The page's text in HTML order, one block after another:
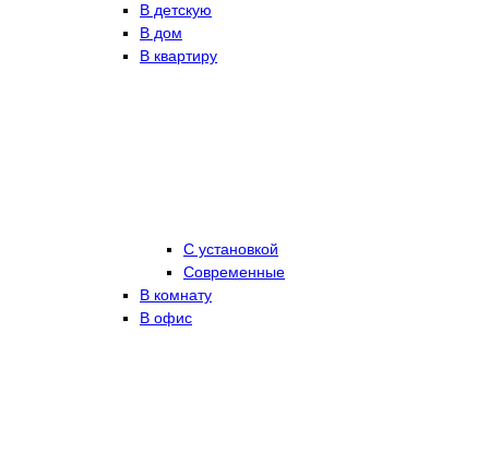
В детскую
В дом
В квартиру
С установкой
Современные
В комнату
В офис